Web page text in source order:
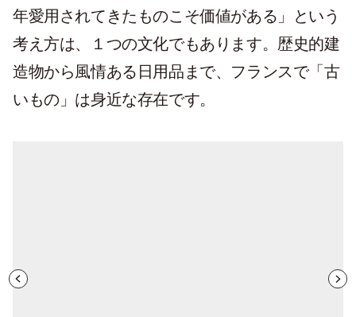
年愛用されてきたものこそ価値がある」という
考え方は、１つの文化でもあります。歴史的建
造物から風情ある日用品まで、フランスで「古
いもの」は身近な存在です。